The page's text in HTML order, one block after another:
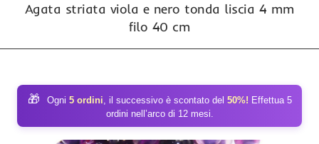
Agata striata viola e nero tonda liscia 4 mm
filo 40 cm
🎁 Ogni 5 ordini, il successivo è scontato del 50%! Effettua 5
ordini nell’arco di 12 mesi.